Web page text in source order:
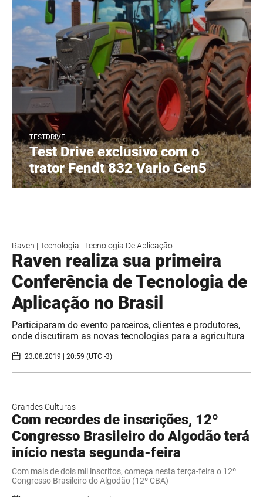
TESTDRIVE
Test Drive exclusivo com o
trator Fendt 832 Vario Gen5
Raven | Tecnologia | Tecnologia De Aplicação
Raven realiza sua primeira
Conferência de Tecnologia de
Aplicação no Brasil
Participaram do evento parceiros, clientes e produtores,
onde discutiram as novas tecnologias para a agricultura
23.08.2019 | 20:59 (UTC -3)
Grandes Culturas
Com recordes de inscrições, 12º
Congresso Brasileiro do Algodão terá
início nesta segunda-feira
​Com mais de dois mil inscritos, começa nesta terça-feira o 12º
Congresso Brasileiro do Algodão (12º CBA)